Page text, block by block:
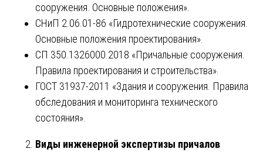
сооружения. Основные положения».
СНиП 2.06.01-86 «Гидротехнические сооружения.
Основные положения проектирования».
СП 350.1326000.2018 «Причальные сооружения.
Правила проектирования и строительства».
ГОСТ 31937-2011 «Здания и сооружения. Правила
обследования и мониторинга технического
состояния».
Виды инженерной экспертизы причалов